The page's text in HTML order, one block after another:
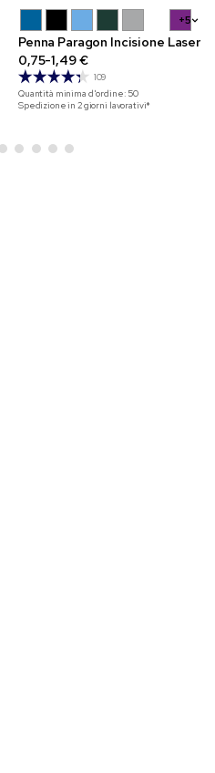
+5
Penna Paragon Incisione Laser
0,75-1,49 €
109
Quantità minima d'ordine: 50
Spedizione in 2 giorni lavorativi*